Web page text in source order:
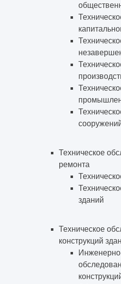
Техническое
ремонта
зданий
Техническое
конструкций